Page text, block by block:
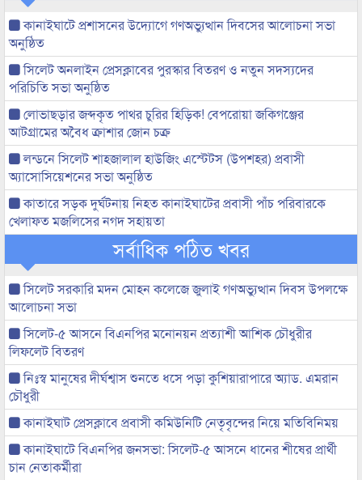
কানাইঘাটে প্রশাসনের উদ্যোগে গণঅভ্যুত্থান দিবসের আলোচনা সভা
অনুষ্ঠিত
সিলেট অনলাইন প্রেসক্লাবের পুরস্কার বিতরণ ও নতুন সদস্যদের
পরিচিতি সভা অনুষ্ঠিত
লোভাছড়ার জব্দকৃত পাথর চুরির হিড়িক! বেপরোয়া জকিগঞ্জের
আটগ্রামের অবৈধ ক্রাশার জোন চক্র
লন্ডনে সিলেট শাহজালাল হাউজিং এস্টেটস (উপশহর) প্রবাসী
অ্যাসোসিয়েশনের সভা অনুষ্ঠিত
কাতারে সড়ক দুর্ঘটনায় নিহত কানাইঘাটের প্রবাসী পাঁচ পরিবারকে
খেলাফত মজলিসের নগদ সহায়তা
সর্বাধিক পঠিত খবর
সিলেট সরকারি মদন মোহন কলেজে জুলাই গণঅভ্যুত্থান দিবস উপলক্ষে
আলোচনা সভা
সিলেট-৫ আসনে বিএনপির মনোনয়ন প্রত্যাশী আশিক চৌধুরীর
লিফলেট বিতরণ
নিঃস্ব মানুষের দীর্ঘশ্বাস শুনতে ধসে পড়া কুশিয়ারাপারে অ্যাড. এমরান
চৌধুরী
কানাইঘাট প্রেসক্লাবে প্রবাসী কমিউনিটি নেতৃবৃন্দের নিয়ে মতিবিনিময়
কানাইঘাটে বিএনপির জনসভা: সিলেট-৫ আসনে ধানের শীষের প্রার্থী
চান নেতাকর্মীরা